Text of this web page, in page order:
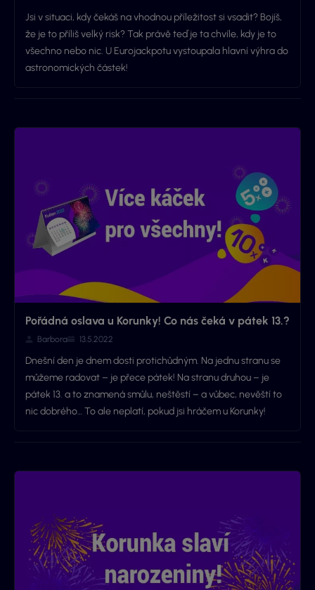
Jsi v situaci, kdy čekáš na vhodnou příležitost si vsadit? Bojíš,
že je to příliš velký risk? Tak právě teď je ta chvíle, kdy je to
všechno nebo nic. U Eurojackpotu vystoupala hlavní výhra do
astronomických částek!
Pořádná oslava u Korunky! Co nás čeká v pátek 13.?
Barbora 13.5.2022
Dnešní den je dnem dosti protichůdným. Na jednu stranu se
můžeme radovat – je přece pátek! Na stranu druhou – je
pátek 13. a to znamená smůlu, neštěstí – a vůbec, nevěští to
nic dobrého… To ale neplatí, pokud jsi hráčem u Korunky!